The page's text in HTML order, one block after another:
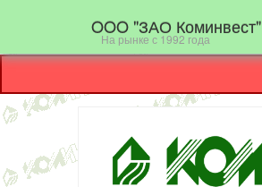
OOO "ЗАО Коминвест"
На рынке с 1992 года